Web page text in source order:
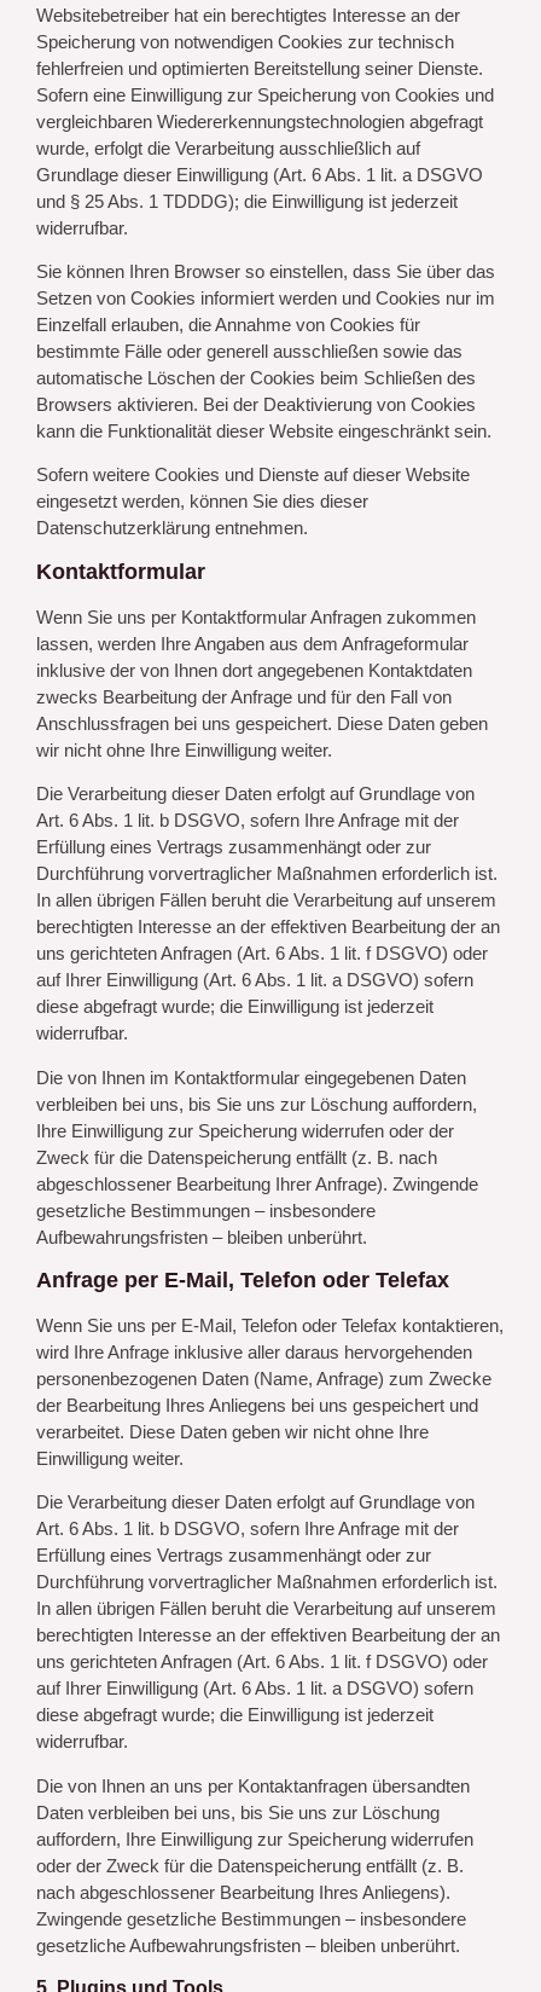
Websitebetreiber hat ein berechtigtes Interesse an der
Speicherung von notwendigen Cookies zur technisch
fehlerfreien und optimierten Bereitstellung seiner Dienste.
Sofern eine Einwilligung zur Speicherung von Cookies und
vergleichbaren Wiedererkennungstechnologien abgefragt
wurde, erfolgt die Verarbeitung ausschließlich auf
Grundlage dieser Einwilligung (Art. 6 Abs. 1 lit. a DSGVO
und § 25 Abs. 1 TDDDG); die Einwilligung ist jederzeit
widerrufbar.
Sie können Ihren Browser so einstellen, dass Sie über das
Setzen von Cookies informiert werden und Cookies nur im
Einzelfall erlauben, die Annahme von Cookies für
bestimmte Fälle oder generell ausschließen sowie das
automatische Löschen der Cookies beim Schließen des
Browsers aktivieren. Bei der Deaktivierung von Cookies
kann die Funktionalität dieser Website eingeschränkt sein.
Sofern weitere Cookies und Dienste auf dieser Website
eingesetzt werden, können Sie dies dieser
Datenschutzerklärung entnehmen.
Kontaktformular
Wenn Sie uns per Kontaktformular Anfragen zukommen
lassen, werden Ihre Angaben aus dem Anfrageformular
inklusive der von Ihnen dort angegebenen Kontaktdaten
zwecks Bearbeitung der Anfrage und für den Fall von
Anschlussfragen bei uns gespeichert. Diese Daten geben
wir nicht ohne Ihre Einwilligung weiter.
Die Verarbeitung dieser Daten erfolgt auf Grundlage von
Art. 6 Abs. 1 lit. b DSGVO, sofern Ihre Anfrage mit der
Erfüllung eines Vertrags zusammenhängt oder zur
Durchführung vorvertraglicher Maßnahmen erforderlich ist.
In allen übrigen Fällen beruht die Verarbeitung auf unserem
berechtigten Interesse an der effektiven Bearbeitung der an
uns gerichteten Anfragen (Art. 6 Abs. 1 lit. f DSGVO) oder
auf Ihrer Einwilligung (Art. 6 Abs. 1 lit. a DSGVO) sofern
diese abgefragt wurde; die Einwilligung ist jederzeit
widerrufbar.
Die von Ihnen im Kontaktformular eingegebenen Daten
verbleiben bei uns, bis Sie uns zur Löschung auffordern,
Ihre Einwilligung zur Speicherung widerrufen oder der
Zweck für die Datenspeicherung entfällt (z. B. nach
abgeschlossener Bearbeitung Ihrer Anfrage). Zwingende
gesetzliche Bestimmungen – insbesondere
Aufbewahrungsfristen – bleiben unberührt.
Anfrage per E-Mail, Telefon oder Telefax
Wenn Sie uns per E-Mail, Telefon oder Telefax kontaktieren,
wird Ihre Anfrage inklusive aller daraus hervorgehenden
personenbezogenen Daten (Name, Anfrage) zum Zwecke
der Bearbeitung Ihres Anliegens bei uns gespeichert und
verarbeitet. Diese Daten geben wir nicht ohne Ihre
Einwilligung weiter.
Die Verarbeitung dieser Daten erfolgt auf Grundlage von
Art. 6 Abs. 1 lit. b DSGVO, sofern Ihre Anfrage mit der
Erfüllung eines Vertrags zusammenhängt oder zur
Durchführung vorvertraglicher Maßnahmen erforderlich ist.
In allen übrigen Fällen beruht die Verarbeitung auf unserem
berechtigten Interesse an der effektiven Bearbeitung der an
uns gerichteten Anfragen (Art. 6 Abs. 1 lit. f DSGVO) oder
auf Ihrer Einwilligung (Art. 6 Abs. 1 lit. a DSGVO) sofern
diese abgefragt wurde; die Einwilligung ist jederzeit
widerrufbar.
Die von Ihnen an uns per Kontaktanfragen übersandten
Daten verbleiben bei uns, bis Sie uns zur Löschung
auffordern, Ihre Einwilligung zur Speicherung widerrufen
oder der Zweck für die Datenspeicherung entfällt (z. B.
nach abgeschlossener Bearbeitung Ihres Anliegens).
Zwingende gesetzliche Bestimmungen – insbesondere
gesetzliche Aufbewahrungsfristen – bleiben unberührt.